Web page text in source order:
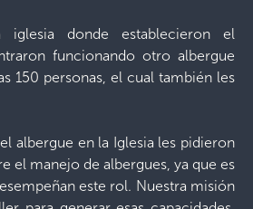
donde establecieron el
funcionando otro albergue
150 personas, el cual también les
albergue en la Iglesia les pidieron
el manejo de albergues, ya que es
este rol. Nuestra misión